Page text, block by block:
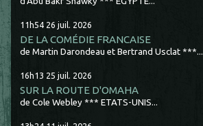
11h54 26 juil. 2026
DE LA COMÉDIE FRANCAISE
de Martin Darondeau et Bertrand Usclat ***...
16h13 25 juil. 2026
SUR LA ROUTE D'OMAHA
de Cole Webley *** ETATS-UNIS...